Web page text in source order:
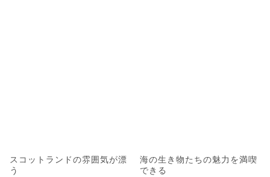
スコットランドの雰囲気が漂
う
海の生き物たちの魅力を満喫
できる